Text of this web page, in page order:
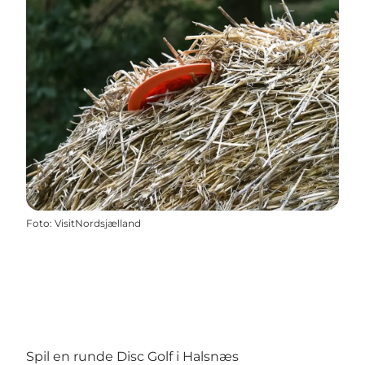
Foto: VisitNordsjælland
Spil en runde Disc Golf i Halsnæs